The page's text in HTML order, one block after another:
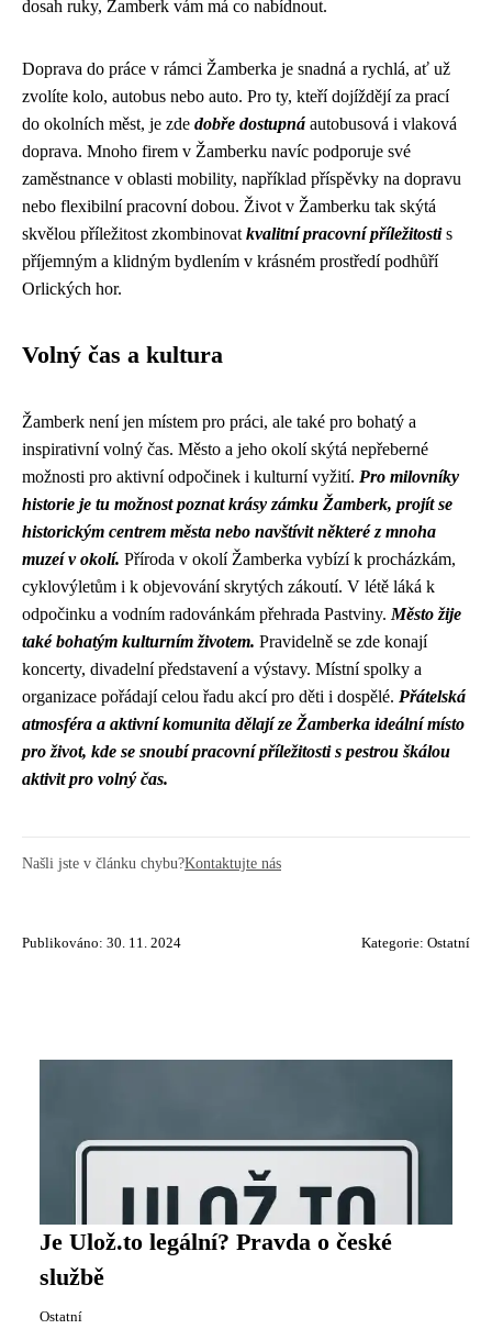
dosah ruky, Žamberk vám má co nabídnout.
Doprava do práce v rámci Žamberka je snadná a rychlá, ať už
zvolíte kolo, autobus nebo auto. Pro ty, kteří dojíždějí za prací
do okolních měst, je zde dobře dostupná autobusová i vlaková
doprava. Mnoho firem v Žamberku navíc podporuje své
zaměstnance v oblasti mobility, například příspěvky na dopravu
nebo flexibilní pracovní dobou. Život v Žamberku tak skýtá
skvělou příležitost zkombinovat kvalitní pracovní příležitostis
příjemným a klidným bydlením v krásném prostředí podhůří
Orlických hor.
Volný čas a kultura
Žamberk není jen místem pro práci, ale také pro bohatý a
inspirativní volný čas. Město a jeho okolí skýtá nepřeberné
možnosti pro aktivní odpočinek i kulturní vyžití. Pro milovníky
historie je tu možnost poznat krásy zámku Žamberk, projít se
historickým centrem města nebo navštívit některé z mnoha
muzeí v okolí. Příroda v okolí Žamberka vybízí k procházkám,
cyklovýletům i k objevování skrytých zákoutí. V létě láká k
odpočinku a vodním radovánkám přehrada Pastviny. Město žije
také bohatým kulturním životem. Pravidelně se zde konají
koncerty, divadelní představení a výstavy. Místní spolky a
organizace pořádají celou řadu akcí pro děti i dospělé. Přátelská
atmosféra a aktivní komunita dělají ze Žamberka ideální místo
pro život, kde se snoubí pracovní příležitosti s pestrou škálou
aktivit pro volný čas.
Našli jste v článku chybu?Kontaktujte nás
Publikováno: 30. 11. 2024 Kategorie: Ostatní
Je Ulož.to legální? Pravda o české
službě
Ostatní